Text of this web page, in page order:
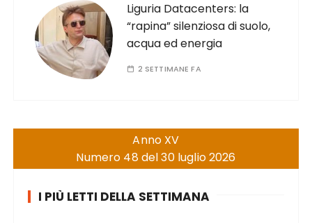
Liguria Datacenters: la
“rapina” silenziosa di suolo,
acqua ed energia
2 SETTIMANE FA
Anno XV
Numero 48 del 30 luglio 2026
I PIÙ LETTI DELLA SETTIMANA